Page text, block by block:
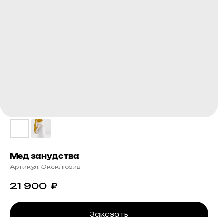
Мед занудства
Артикул: Эксклюзив
21 900 ₽
Заказать